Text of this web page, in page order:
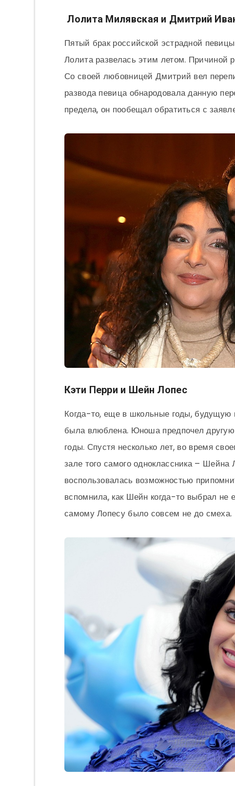
Лолита Милявская и Дмитрий
Пятый брак российской эстрадной
Лолита развелась этим летом. Причиной
Со своей любовницей Дмитрий вел
развода певица обнародовала данную
предела, он пообещал обратиться с
Кэти Перри и Шейн Лопес
Когда-то, еще в школьные годы, будущую
была влюблена. Юноша предпочел
годы. Спустя несколько лет, во время
зале того самого одноклассника –
воспользовалась возможностью
вспомнила, как Шейн когда-то выбрал не
самому Лопесу было совсем не до смеха.